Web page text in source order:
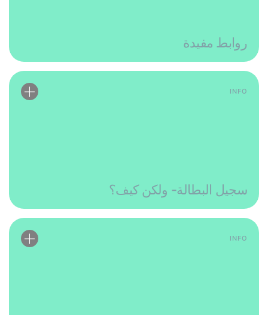
روابط مفيدة
INFO
سجيل البطالة- ولكن كيف؟
INFO